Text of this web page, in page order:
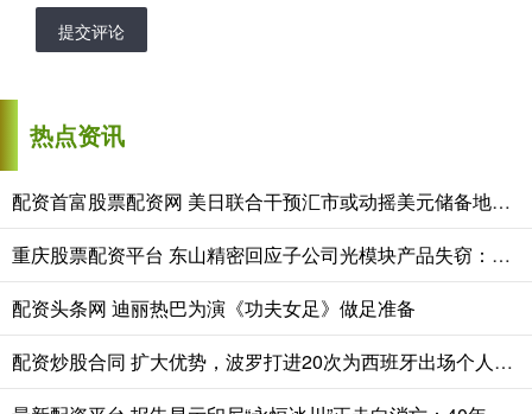
提交评论
热点资讯
配资首富股票配资网 美日联合干预汇市或动摇美元储备地位？高盛反驳：推测过于牵强
重庆股票配资平台 东山精密回应子公司光模块产品失窃：已就相关产品足额投保货物运输险
配资头条网 迪丽热巴为演《功夫女足》做足准备
配资炒股合同 扩大优势，波罗打进20次为西班牙出场个人首粒进球